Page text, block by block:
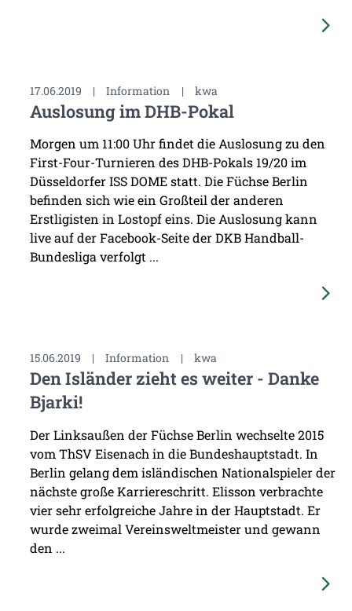
17.06.2019 | Information | kwa
Auslosung im DHB-Pokal
Morgen um 11:00 Uhr findet die Auslosung zu den
First-Four-Turnieren des DHB-Pokals 19/20 im
Düsseldorfer ISS DOME statt. Die Füchse Berlin
befinden sich wie ein Großteil der anderen
Erstligisten in Lostopf eins. Die Auslosung kann
live auf der Facebook-Seite der DKB Handball-
Bundesliga verfolgt ...
15.06.2019 | Information | kwa
Den Isländer zieht es weiter - Danke
Bjarki!
Der Linksaußen der Füchse Berlin wechselte 2015
vom ThSV Eisenach in die Bundeshauptstadt. In
Berlin gelang dem isländischen Nationalspieler der
nächste große Karriereschritt. Elisson verbrachte
vier sehr erfolgreiche Jahre in der Hauptstadt. Er
wurde zweimal Vereinsweltmeister und gewann
den ...